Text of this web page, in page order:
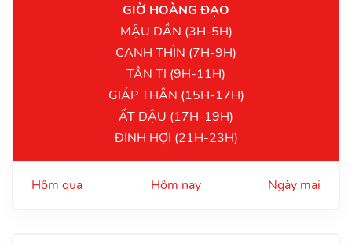
GIỜ HOÀNG ĐẠO
MẬU DẦN (3H-5H)
CANH THÌN (7H-9H)
TÂN TỊ (9H-11H)
GIÁP THÂN (15H-17H)
ẤT DẬU (17H-19H)
ĐINH HỢI (21H-23H)
Hôm qua Hôm nay Ngày mai